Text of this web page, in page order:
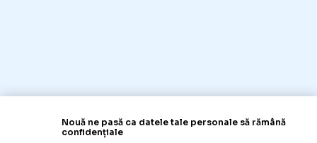
Nouă ne pasă ca datele tale personale să rămână
confidențiale